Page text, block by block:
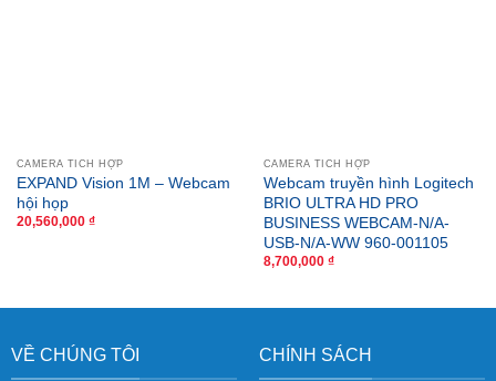
CAMERA TÍCH HỢP
EXPAND Vision 1M – Webcam
hội họp
20,560,000 ₫
CAMERA TÍCH HỢP
Webcam truyền hình Logitech
BRIO ULTRA HD PRO
BUSINESS WEBCAM-N/A-
USB-N/A-WW 960-001105
8,700,000 ₫
VỀ CHÚNG TÔI CHÍNH SÁCH